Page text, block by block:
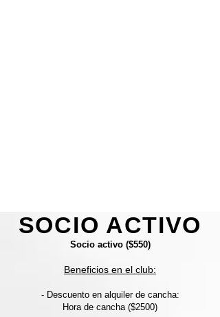
SOCIO ACTIVO
Socio activo ($550)
Beneficios en el club:
- Descuento en alquiler de cancha:
Hora de cancha ($2500)